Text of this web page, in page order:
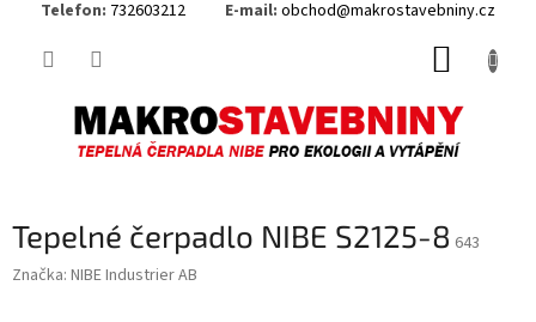
Telefon: 732603212 E-mail: obchod@makrostavebniny.cz
Tepelné čerpadlo NIBE S2125-8 643
Značka: NIBE Industrier AB